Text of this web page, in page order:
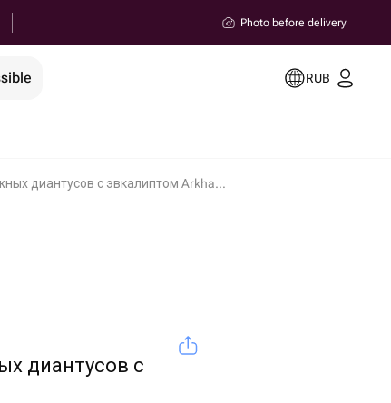
Photo before delivery
RUB
Мини бокс нежных диантусов с эвкалиптом Arkhangelsk
диантусов с